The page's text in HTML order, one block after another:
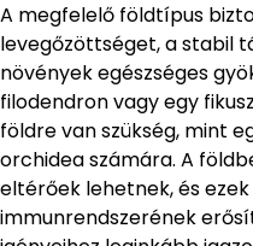
A megfelelő földtípus
levegőzöttséget, a stabil
növények egészséges
filodendron vagy egy
földre van szükség, mint
orchidea számára. A
eltérőek lehetnek, és
immunrendszerének